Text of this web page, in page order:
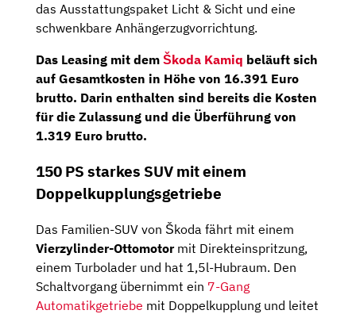
das Ausstattungspaket Licht & Sicht und eine
schwenkbare Anhängerzugvorrichtung.
Das Leasing mit dem Škoda Kamiq beläuft sich
auf Gesamtkosten in Höhe von 16.391 Euro
brutto. Darin enthalten sind bereits die Kosten
für die Zulassung und die Überführung von
1.319 Euro brutto.
150 PS starkes SUV mit einem
Doppelkupplungsgetriebe
Das Familien-SUV von Škoda fährt mit einem
Vierzylinder-Ottomotormit Direkteinspritzung,
einem Turbolader und hat 1,5l-Hubraum. Den
Schaltvorgang übernimmt ein 7-Gang
Automatikgetriebe mit Doppelkupplung und leitet